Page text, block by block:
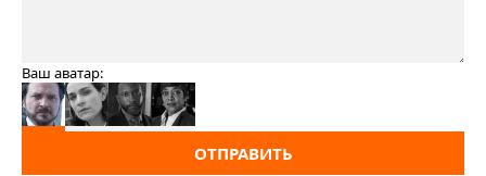
Ваш аватар:
ОТПРАВИТЬ